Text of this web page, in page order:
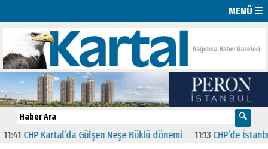
MENÜ ☰
Kartal’da Gülşen Neşe Büklü dönemi 11:13 CHP’de